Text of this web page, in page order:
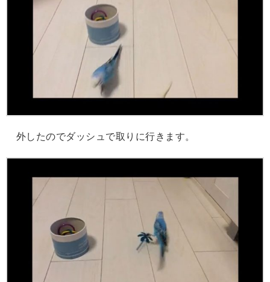
外したのでダッシュで取りに行きます。